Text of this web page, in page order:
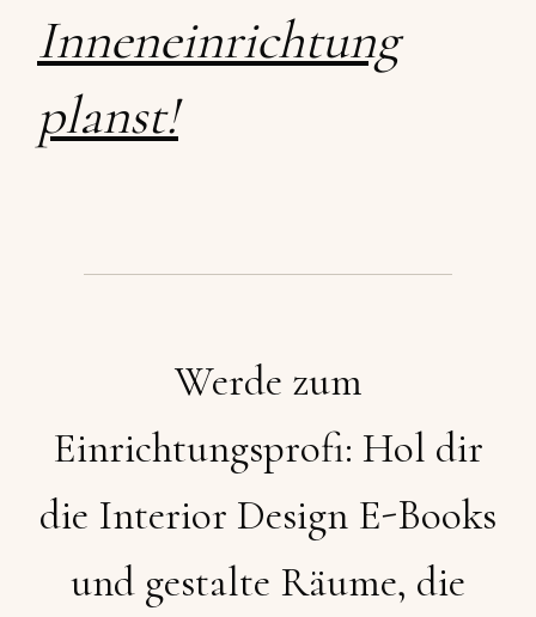
Inneneinrichtung
planst!
Werde zum
Einrichtungsprofi: Hol dir
die Interior Design E-Books
und gestalte Räume, die